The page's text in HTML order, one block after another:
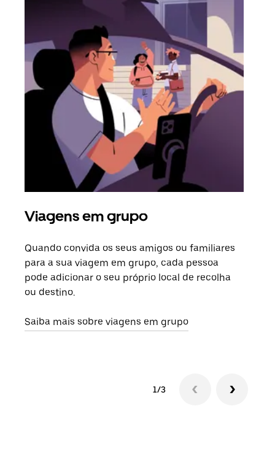
Viagens em grupo
Quando convida os seus amigos ou familiares
para a sua viagem em grupo, cada pessoa
pode adicionar o seu próprio local de recolha
ou destino.
Saiba mais sobre viagens em grupo
1/3